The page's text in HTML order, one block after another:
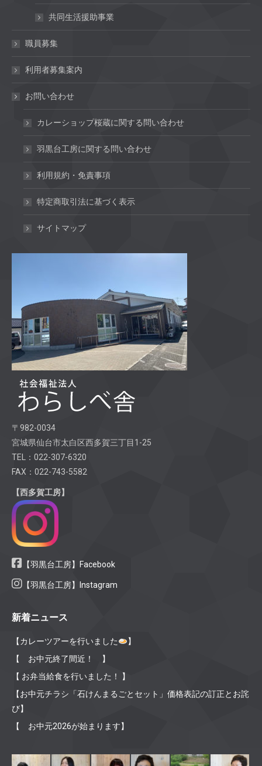
共同生活援助事業
職員募集
利用者募集案内
お問い合わせ
カレーショップ桜蔵に関する問い合わせ
羽黒台工房に関する問い合わせ
利用規約・免責事項
特定商取引法に基づく表示
サイトマップ
〒982-0034
宮城県仙台市太白区西多賀三丁目1-25
TEL：022-307-6320
FAX：022-743-5582
【西多賀工房】
【羽黒台工房】Facebook
【羽黒台工房】Instagram
新着ニュース
【カレーツアーを行いました
】
【 お中元終了間近！ 】
【 お弁当給食を行いました！ 】
【お中元チラシ「石けんまるごとセット」価格表記の訂正とお詫
び】
【 お中元2026が始まります】